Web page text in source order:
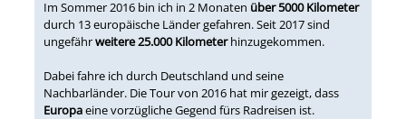
Im Sommer 2016 bin ich in 2 Monaten über 5000 Kilometer
durch 13 europäische Länder gefahren. Seit 2017 sind
ungefährweitere 25.000 Kilometerhinzugekommen.
Dabei fahre ich durch Deutschland und seine
Nachbarländer. Die Tour von 2016 hat mir gezeigt, dass
Europaeine vorzügliche Gegend fürs Radreisen ist.